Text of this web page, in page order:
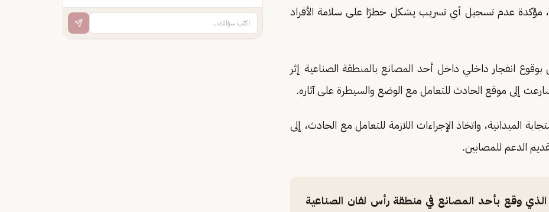
مؤكدة عدم تسجيل أي تسريب يشكل خطرًا على سلامة الأفراد
انفجار داخلي داخل أحد المصانع بالمنطقة الصناعية إثر
إلى موقع الحادث للتعامل مع الوضع والسيطرة على آثاره.
الميدانية، واتخاذ الإجراءات اللازمة للتعامل مع الحادث، إلى
الدعم للمصابين.
وقع بأحد المصانع في منطقة رأس لفان الصناعية